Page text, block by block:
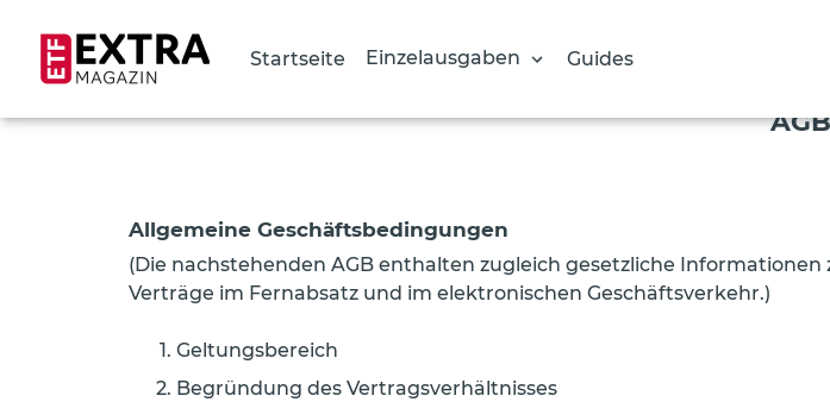
Direkt
Startseite Einzelausgaben Guides
AGB
Allgemeine Geschäftsbedingungen
(Die nachstehenden AGB enthalten zugleich gesetzliche
Verträge im Fernabsatz und im elektronischen Geschäftsverkehr.)
Geltungsbereich
Begründung des Vertragsverhältnisses